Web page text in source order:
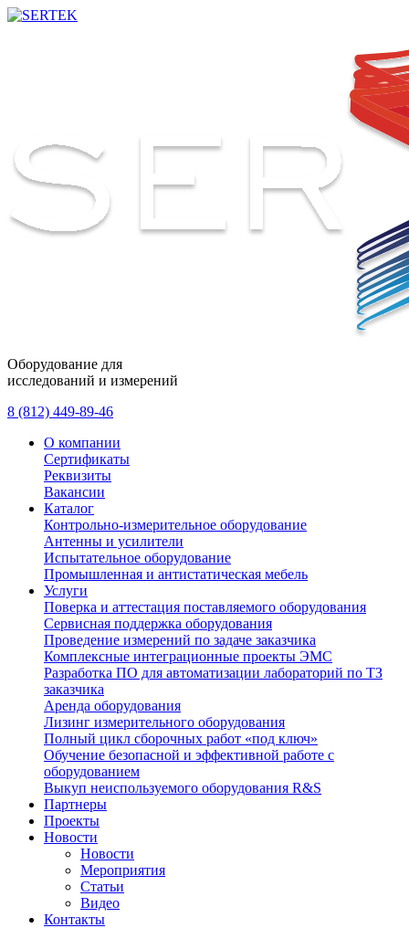
Оборудование для
исследований и измерений
8 (812) 449-89-46
О компании
Сертификаты
Реквизиты
Вакансии
Каталог
Контрольно-измерительное оборудование
Антенны и усилители
Испытательное оборудование
Промышленная и антистатическая мебель
Услуги
Поверка и аттестация поставляемого оборудования
Сервисная поддержка оборудования
Проведение измерений по задаче заказчика
Комплексные интеграционные проекты ЭМС
Разработка ПО для автоматизации лабораторий по ТЗ
заказчика
Аренда оборудования
Лизинг измерительного оборудования
Полный цикл сборочных работ «под ключ»
Обучение безопасной и эффективной работе с
оборудованием
Выкуп неиспользуемого оборудования R&S
Партнеры
Проекты
Новости
Новости
Мероприятия
Статьи
Видео
Контакты